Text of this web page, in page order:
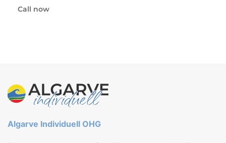
Call now
Algarve Individuell OHG